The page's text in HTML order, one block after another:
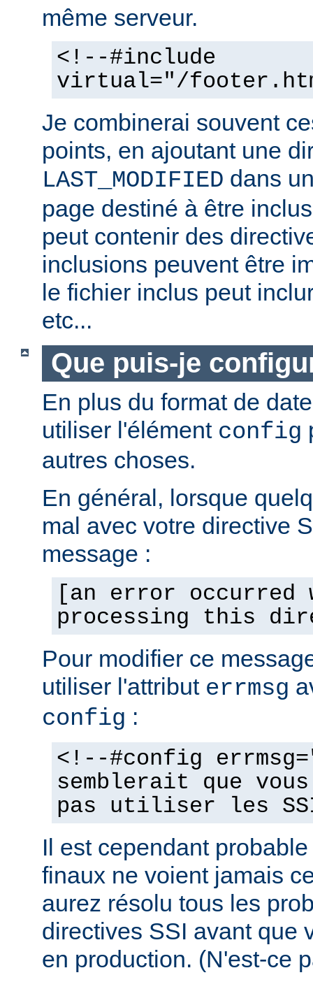
même serveur.
<!--#include
virtual="/
Je combinerai souvent
points, en ajoutant une
LAST_MODIFIED dans
page destiné à être
peut contenir des
inclusions peuvent être
le fichier inclus peut
etc...
Que puis-je
En plus du format de
utiliser l'élément config
autres choses.
En général, lorsque
mal avec votre directive
message :
[an error occurred
processing this
Pour modifier ce
utiliser l'attribut errmsg
config :
<!--#config
semblerait que
pas utiliser les
Il est cependant
finaux ne voient jamais
aurez résolu tous les
directives SSI avant que
en production. (N'est-ce